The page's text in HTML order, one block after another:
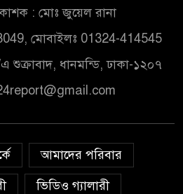
: মোঃ জুয়েল রানা
মোবাইলঃ 01324-414545
ধানমন্ডি, ঢাকা-১২০৭
আমাদের পরিবার
ভিডিও গ্যালারী